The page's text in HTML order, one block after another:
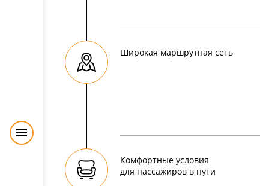
Широкая маршрутная сеть
Комфортные условия
для пассажиров в пути